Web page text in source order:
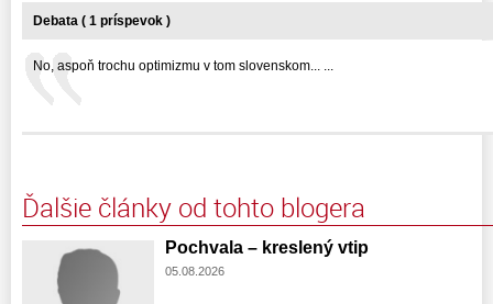
Debata ( 1 príspevok )
No, aspoň trochu optimizmu v tom slovenskom... ...
Ďalšie články od tohto blogera
Pochvala – kreslený vtip
05.08.2026